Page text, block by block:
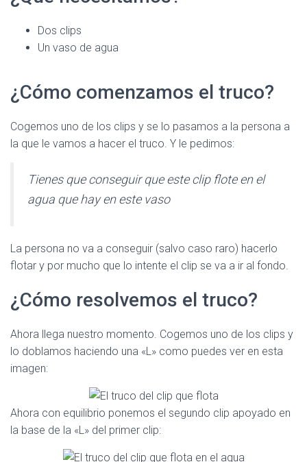
Dos clips
Un vaso de agua
¿Cómo comenzamos el truco?
Cogemos uno de los clips y se lo pasamos a la persona a
la que le vamos a hacer el truco. Y le pedimos:
Tienes que conseguir que este clip flote en el
agua que hay en este vaso
La persona no va a conseguir (salvo caso raro) hacerlo
flotar y por mucho que lo intente el clip se va a ir al fondo.
¿Cómo resolvemos el truco?
Ahora llega nuestro momento. Cogemos uno de los clips y
lo doblamos haciendo una «L» como puedes ver en esta
imagen:
Ahora con equilibrio ponemos el segundo clip apoyado en
la base de la «L» del primer clip: